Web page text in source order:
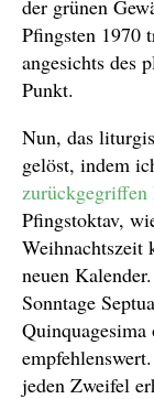
der grünen
Pfingsten 1970
angesichts des
Punkt.
Nun, das
gelöst, indem
zurückgegriffen
Pfingstoktav,
Weihnachtszeit
neuen
Sonntage
jeden Zweifel